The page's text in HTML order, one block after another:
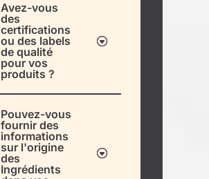
Avez-vous
des
certifications
ou des labels
de qualité
pour vos
produits ?
Pouvez-vous
fournir des
informations
sur l'origine
des
Ingrédients